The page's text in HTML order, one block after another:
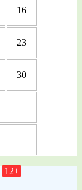
16
23
30
12+